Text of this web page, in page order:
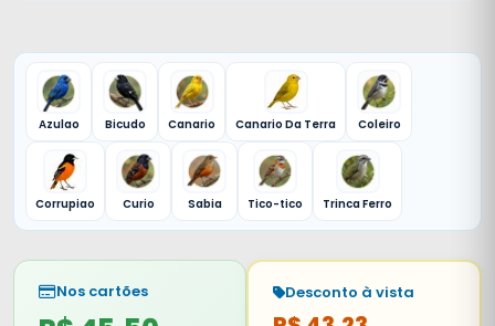
Azulao Bicudo Canario Canario Da Terra Coleiro
Corrupiao Curio Sabia Tico-tico Trinca Ferro
Nos cartões Desconto à vista